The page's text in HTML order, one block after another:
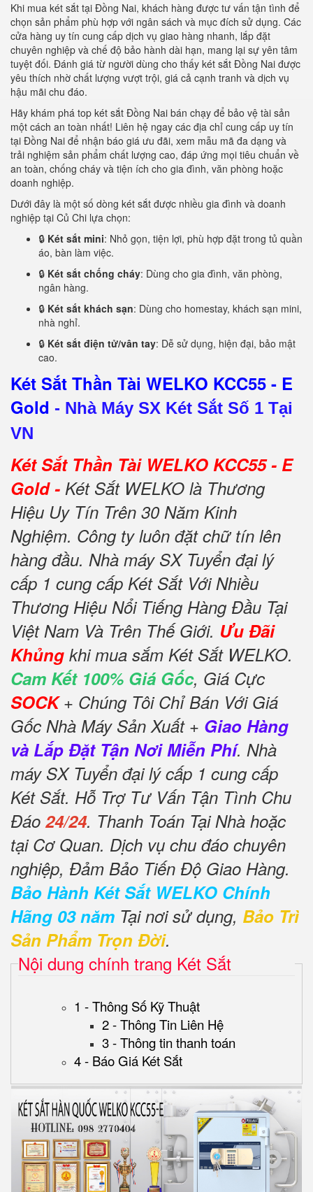
Khi mua két sắt tại Đồng Nai, khách hàng được tư vấn tận tình để
chọn sản phẩm phù hợp với ngân sách và mục đích sử dụng. Các
cửa hàng uy tín cung cấp dịch vụ giao hàng nhanh, lắp đặt
chuyên nghiệp và chế độ bảo hành dài hạn, mang lại sự yên tâm
tuyệt đối. Đánh giá từ người dùng cho thấy két sắt Đồng Nai được
yêu thích nhờ chất lượng vượt trội, giá cả cạnh tranh và dịch vụ
hậu mãi chu đáo.
Hãy khám phá top két sắt Đồng Nai bán chạy để bảo vệ tài sản
một cách an toàn nhất! Liên hệ ngay các địa chỉ cung cấp uy tín
tại Đồng Nai để nhận báo giá ưu đãi, xem mẫu mã đa dạng và
trải nghiệm sản phẩm chất lượng cao, đáp ứng mọi tiêu chuẩn về
an toàn, chống cháy và tiện ích cho gia đình, văn phòng hoặc
doanh nghiệp.
Dưới đây là một số dòng két sắt được nhiều gia đình và doanh
nghiệp tại Củ Chi lựa chọn:
🔒 Két sắt mini: Nhỏ gọn, tiện lợi, phù hợp đặt trong tủ quần
áo, bàn làm việc.
🔒 Két sắt chống cháy: Dùng cho gia đình, văn phòng,
ngân hàng.
🔒 Két sắt khách sạn: Dùng cho homestay, khách sạn mini,
nhà nghỉ.
🔒 Két sắt điện tử/vân tay: Dễ sử dụng, hiện đại, bảo mật
cao.
Két Sắt Thần Tài WELKO KCC55 - E
Gold - Nhà Máy SX Két Sắt Số 1 Tại
VN
Két Sắt Thần Tài WELKO KCC55 - E
Gold - Két Sắt WELKO là Thương
Hiệu Uy Tín Trên 30 Năm Kinh
Nghiệm. Công ty luôn đặt chữ tín lên
hàng đầu. Nhà máy SX Tuyển đại lý
cấp 1 cung cấp Két Sắt Với Nhiều
Thương Hiệu Nổi Tiếng Hàng Đầu Tại
Việt Nam Và Trên Thế Giới. Ưu Đãi
Khủng khi mua sắm Két Sắt WELKO.
Cam Kết 100% Giá Gốc, Giá Cực
SOCK+ Chúng Tôi Chỉ Bán Với Giá
Gốc Nhà Máy Sản Xuất + Giao Hàng
và Lắp Đặt Tận Nơi Miễn Phí. Nhà
máy SX Tuyển đại lý cấp 1 cung cấp
Két Sắt. Hỗ Trợ Tư Vấn Tận Tình Chu
Đáo 24/24. Thanh Toán Tại Nhà hoặc
tại Cơ Quan. Dịch vụ chu đáo chuyên
nghiệp, Đảm Bảo Tiến Độ Giao Hàng.
Bảo Hành Két Sắt WELKO Chính
Hãng 03 năm Tại nơi sử dụng, Bảo Trì
Sản Phẩm Trọn Đời.
Nội dung chính trang Két Sắt
1 - Thông Số Kỹ Thuật
2 - Thông Tin Liên Hệ
3 - Thông tin thanh toán
4 - Báo Giá Két Sắt